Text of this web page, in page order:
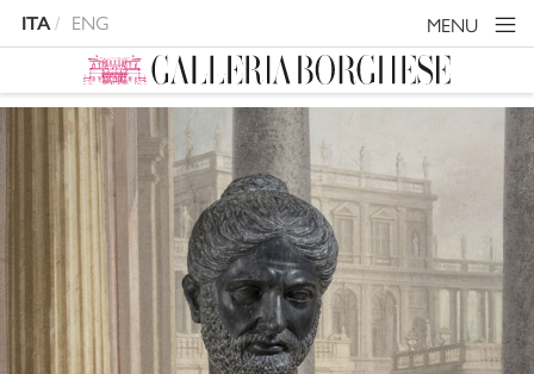
ITA ENG MENU